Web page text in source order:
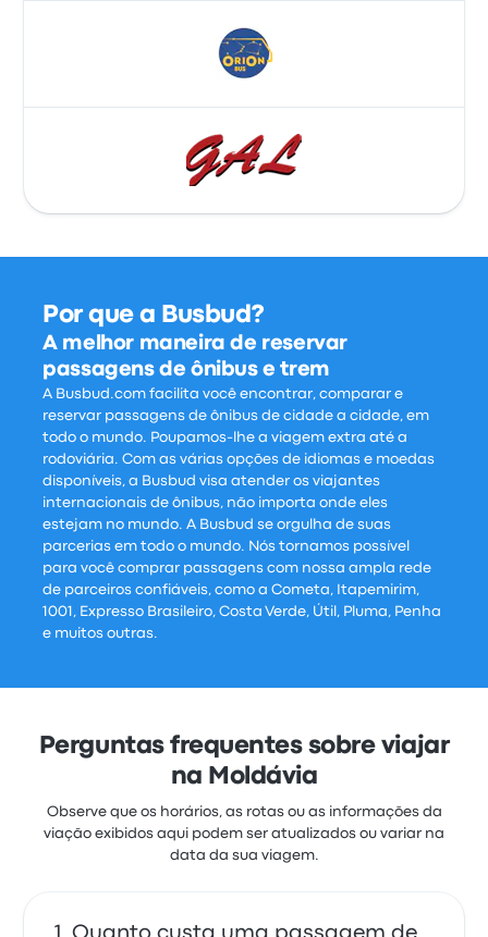
Por que a Busbud?
A melhor maneira de reservar
passagens de ônibus e trem
A Busbud.com facilita você encontrar, comparar e
reservar passagens de ônibus de cidade a cidade, em
todo o mundo. Poupamos-lhe a viagem extra até a
rodoviária. Com as várias opções de idiomas e moedas
disponíveis, a Busbud visa atender os viajantes
internacionais de ônibus, não importa onde eles
estejam no mundo. A Busbud se orgulha de suas
parcerias em todo o mundo. Nós tornamos possível
para você comprar passagens com nossa ampla rede
de parceiros confiáveis, como a Cometa, Itapemirim,
1001, Expresso Brasileiro, Costa Verde, Útil, Pluma, Penha
e muitos outras.
Perguntas frequentes sobre viajar
na Moldávia
Observe que os horários, as rotas ou as informações da
viação exibidos aqui podem ser atualizados ou variar na
data da sua viagem.
Quanto custa uma passagem de